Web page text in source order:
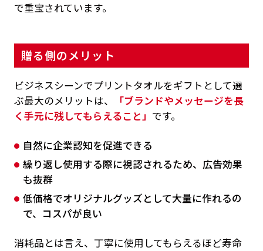
で重宝されています。
贈る側のメリット
ビジネスシーンでプリントタオルをギフトとして選
ぶ最大のメリットは、
「ブランドやメッセージを長
く手元に残してもらえること」 です。
自然に企業認知を促進できる
繰り返し使用する際に視認されるため、広告効果
も抜群
低価格でオリジナルグッズとして大量に作れるの
で、コスパが良い
消耗品とは言え、丁寧に使用してもらえるほど寿命